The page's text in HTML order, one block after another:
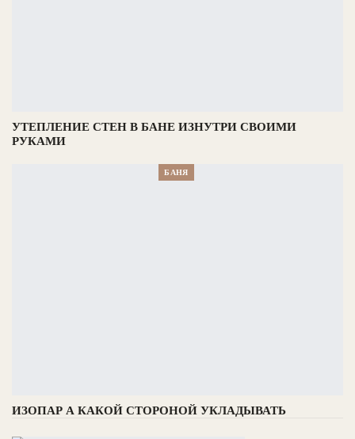
УТЕПЛЕНИЕ СТЕН В БАНЕ ИЗНУТРИ СВОИМИ
РУКАМИ
БАНЯ
ИЗОПАР А КАКОЙ СТОРОНОЙ УКЛАДЫВАТЬ